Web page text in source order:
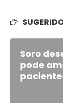
Soro
pode